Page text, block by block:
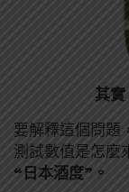
其實
要解釋這個問題
測試數值是怎麼
“日本酒度”。